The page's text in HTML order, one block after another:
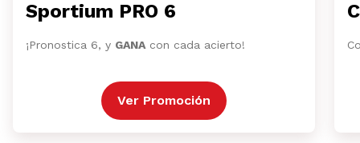
Sportium PRO 6
¡Pronostica 6, y GANA con cada acierto!
Ver Promoción